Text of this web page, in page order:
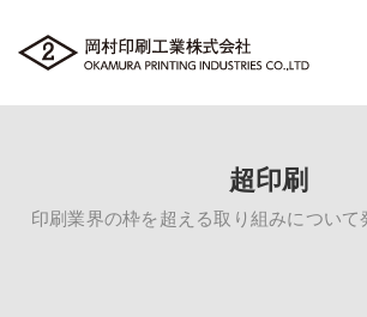
超印刷
印刷業界の枠を超える取り組みについて